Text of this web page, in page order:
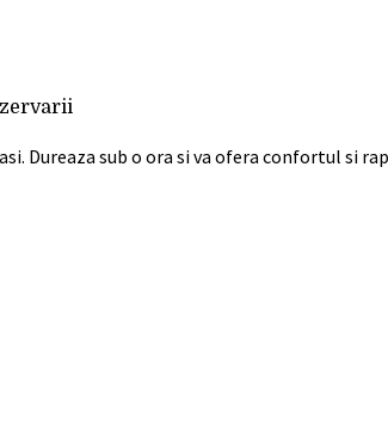
Dureaza sub o ora si va ofera confortul si